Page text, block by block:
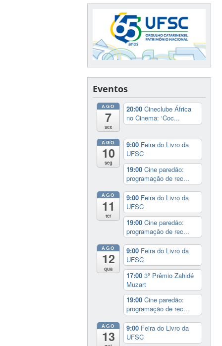
Eventos
AGO
7
sex
20:00Cineclube África
no Cinema: ‘Coc...
AGO
10
seg
9:00 Feira do Livro da
UFSC
19:00Cine paredão:
programação de rec...
AGO
11
ter
9:00 Feira do Livro da
UFSC
19:00Cine paredão:
programação de rec...
AGO
12
qua
9:00 Feira do Livro da
UFSC
17:003º Prêmio Zahidé
Muzart
19:00Cine paredão:
programação de rec...
AGO
13
9:00 Feira do Livro da
UFSC